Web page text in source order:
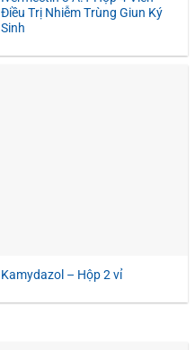
Điều Trị Nhiễm Trùng Giun Ký
Sinh
Kamydazol – Hộp 2 vỉ